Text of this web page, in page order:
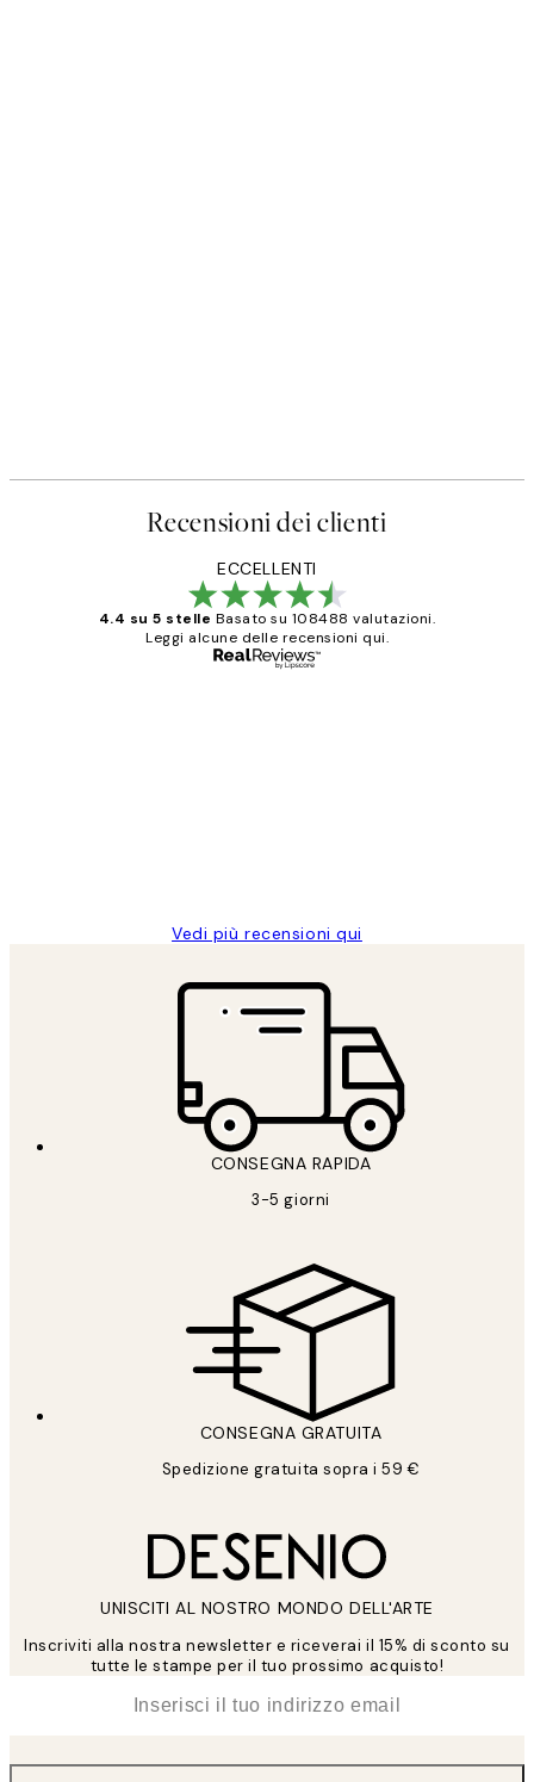
Recensioni dei clienti
ECCELLENTI
4.4 su 5 stelle Basato su 108488 valutazioni.
Leggi alcune delle recensioni qui.
Vedi più recensioni qui
CONSEGNA RAPIDA
3-5 giorni
CONSEGNA GRATUITA
Spedizione gratuita sopra i 59 €
UNISCITI AL NOSTRO MONDO DELL'ARTE
Inscriviti alla nostra newsletter e riceverai il 15% di sconto su
tutte le stampe per il tuo prossimo acquisto!